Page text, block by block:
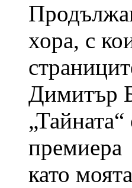
хора, с
Димитър
премиера
като